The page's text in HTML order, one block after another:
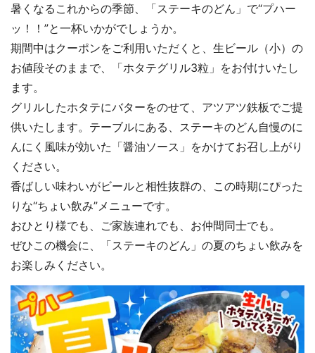
暑くなるこれからの季節、「ステーキのどん」で“プハー
ッ！！”と一杯いかがでしょうか。
期間中はクーポンをご利用いただくと、生ビール（小）の
お値段そのままで、「ホタテグリル3粒」をお付けいたし
ます。
グリルしたホタテにバターをのせて、アツアツ鉄板でご提
供いたします。テーブルにある、ステーキのどん自慢のに
んにく風味が効いた「醤油ソース」をかけてお召し上がり
ください。
香ばしい味わいがビールと相性抜群の、この時期にぴった
りな“ちょい飲み”メニューです。
おひとり様でも、ご家族連れでも、お仲間同士でも。
ぜひこの機会に、「ステーキのどん」の夏のちょい飲みを
お楽しみください。